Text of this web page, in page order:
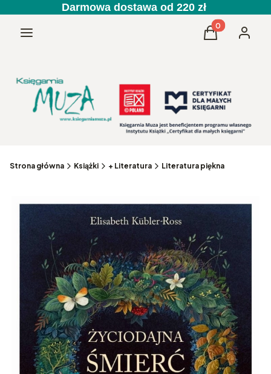
Darmowa dostawa od 220 zł
Menu Produkty w
Koszyk
Strona główna Książki + Literatura Literatura piękna